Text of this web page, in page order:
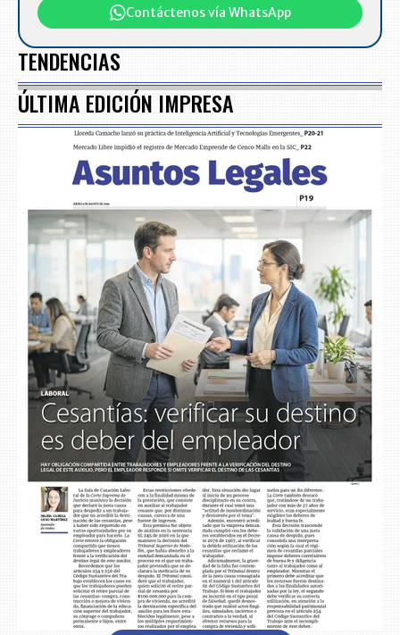
Contáctenos vía WhatsApp
TENDENCIAS
ÚLTIMA EDICIÓN IMPRESA